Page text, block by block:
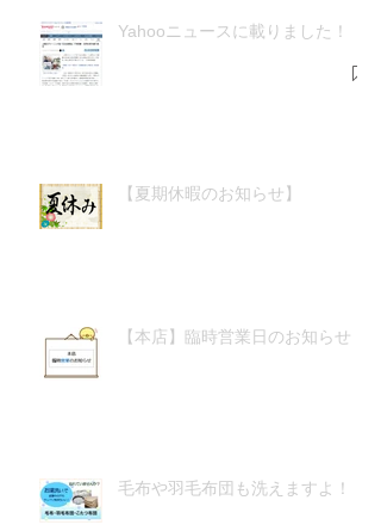
Yahooニュースに載りました！
【夏期休暇のお知らせ】
【本店】臨時営業日のお知らせ
毛布や羽毛布団も洗えますよ！